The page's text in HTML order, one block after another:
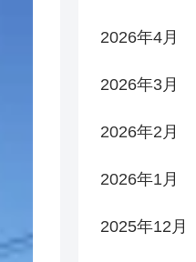
2026年4月
2026年3月
2026年2月
2026年1月
2025年12月